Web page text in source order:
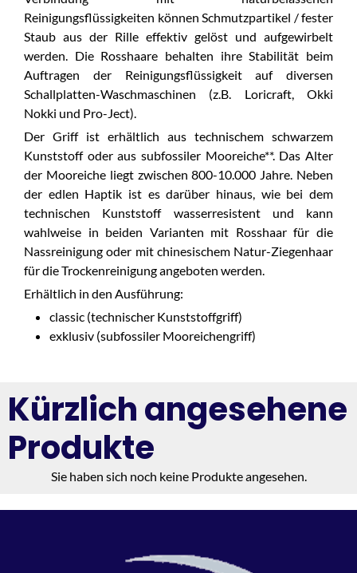
Reinigungsflüssigkeiten können Schmutzpartikel / fester
Staub aus der Rille effektiv gelöst und aufgewirbelt
werden. Die Rosshaare behalten ihre Stabilität beim
Auftragen der Reinigungsflüssigkeit auf diversen
Schallplatten-Waschmaschinen (z.B. Loricraft, Okki
Nokki und Pro-Ject).
Der Griff ist erhältlich aus technischem schwarzem
Kunststoff oder aus subfossiler Mooreiche**. Das Alter
der Mooreiche liegt zwischen 800-10.000 Jahre. Neben
der edlen Haptik ist es darüber hinaus, wie bei dem
technischen Kunststoff wasserresistent und kann
wahlweise in beiden Varianten mit Rosshaar für die
Nassreinigung oder mit chinesischem Natur-Ziegenhaar
für die Trockenreinigung angeboten werden.
Erhältlich in den Ausführung:
classic (technischer Kunststoffgriff)
exklusiv (subfossiler Mooreichengriff)
Kürzlich angesehene
Produkte
Sie haben sich noch keine Produkte angesehen.